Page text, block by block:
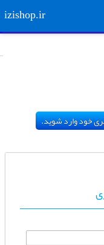
izishop.ir
خود وارد شوید.